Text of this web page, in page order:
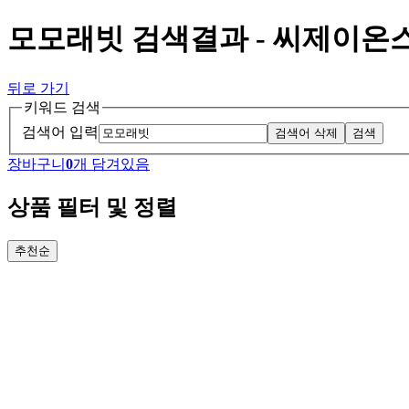
모모래빗 검색결과 - 씨제이온
뒤로 가기
키워드 검색
검색어 입력
검색어 삭제 검색
장바구니 0개 담겨있음
상품 필터 및 정렬
추천순